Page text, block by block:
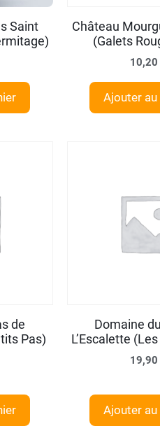
Saint
Château
(Galets
10,20
Ajouter
de
Pas)
Domaine
L’Escalette
19,90
Ajouter